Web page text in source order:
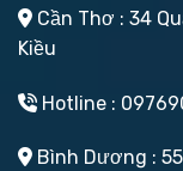
Cần Thơ : 34
Kiều
Hotline :
Bình Dương :